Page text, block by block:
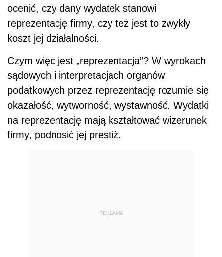
ocenić, czy dany wydatek stanowi
reprezentację firmy, czy też jest to zwykły
koszt jej działalności.
Czym więc jest „reprezentacja”? W wyrokach
sądowych i interpretacjach organów
podatkowych przez reprezentację rozumie się
okazałość, wytworność, wystawność. Wydatki
na reprezentację mają kształtować wizerunek
firmy, podnosić jej prestiż.
REKLAMA